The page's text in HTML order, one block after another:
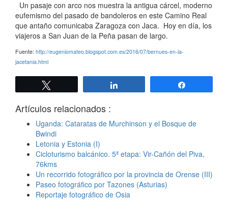
Un pasaje con arco nos muestra la antigua cárcel, moderno
eufemismo del pasado de bandoleros en este Camino Real
que antaño comunicaba Zaragoza con Jaca. Hoy en día, los
viajeros a San Juan de la Peña pasan de largo.
Fuente: http://eugeniomateo.blogspot.com.es/2016/07/bernues-en-la-
jacetania.html
Artículos relacionados :
Uganda: Cataratas de Murchinson y el Bosque de
Bwindi
Letonia y Estonia (I)
Cicloturismo balcánico. 5ª etapa: Vir-Cañón del Piva,
76kms
Un recorrido fotográfico por la provincia de Orense (III)
Paseo fotográfico por Tazones (Asturias)
Reportaje fotográfico de Osia